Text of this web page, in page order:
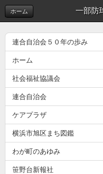
ホーム
連合自治会５０年の歩み
ホーム
社会福祉協議会
連合自治会
ケアプラザ
横浜市旭区まち図鑑
わが町のあゆみ
笹野台新報社